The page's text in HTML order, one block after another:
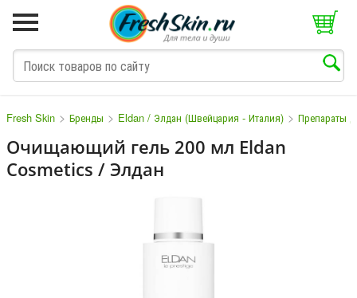
Fresh Skin > Бренды > Eldan / Элдан (Швейцария - Италия) > Препараты
Очищающий гель 200 мл Eldan
Cosmetics / Элдан